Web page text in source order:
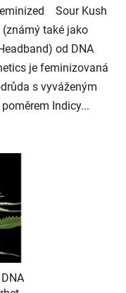
Sour Kush
(známý také jako
od DNA
je feminizovaná
s vyváženým
poměrem Indicy...